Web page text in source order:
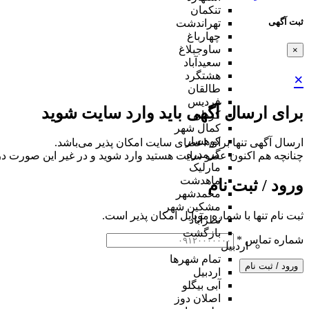
ثبت آگهی
×
×
برای ارسال آگهی باید وارد سایت شوید
ارسال آگهی تنها برای اعضای سایت امکان پذیر می‌باشد.
چنانچه هم‌ اکنون عضو سایت هستید وارد شوید و در غیر این صورت
ورود / ثبت نام
ثبت نام تنها با شماره موبایل امکان پذیر است.
شماره تماس *
ورود / ثبت نام
تنکمان
تهراندشت
چهارباغ
ساوجبلاغ
سعیدآباد
هشتگرد
طالقان
فردیس
کردان
کمال شهر
کوهسار
گرمدره
مارلیک
ماهدشت
محمدشهر
مشکین شهر
نظرآباد
بازگشت
اردبیل
تمام شهر‌ها
اردبیل
آبی بیگلو
اصلان دوز